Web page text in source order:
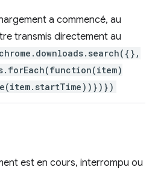
a commencé, au
transmis directement au
chrome.downloads.search({},
est en cours, interrompu ou